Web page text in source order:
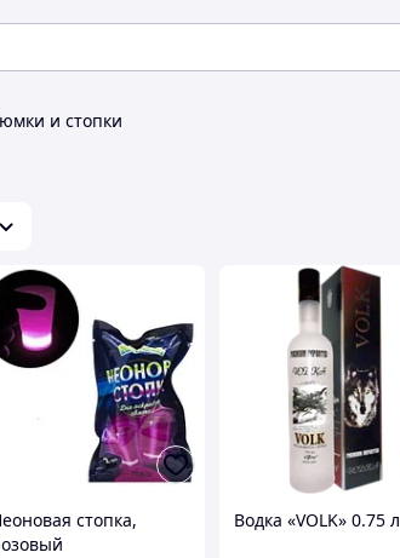
и стопки
стопка,
Водка «VOLK» 0.75 л